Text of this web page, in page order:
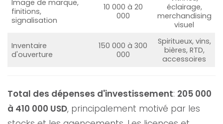
Image de marque,
finitions,
signalisation
10 000 à 20
000
éclairage,
merchandising
visuel
Inventaire
d'ouverture
150 000 à 300
000
Spiritueux, vins,
bières, RTD,
accessoires
Total des dépenses d'investissement: 205 000
à 410 000 USD, principalement motivé par les